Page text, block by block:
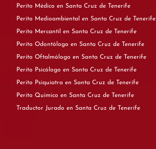
Perito Médico en Santa Cruz de Tenerife
Perito Medioambiental en Santa Cruz de Tenerife
Perito Mercantil en Santa Cruz de Tenerife
Perito Odontólogo en Santa Cruz de Tenerife
Perito Oftalmólogo en Santa Cruz de Tenerife
Perito Psicólogo en Santa Cruz de Tenerife
Perito Psiquiatra en Santa Cruz de Tenerife
Perito Químico en Santa Cruz de Tenerife
Traductor Jurado en Santa Cruz de Tenerife